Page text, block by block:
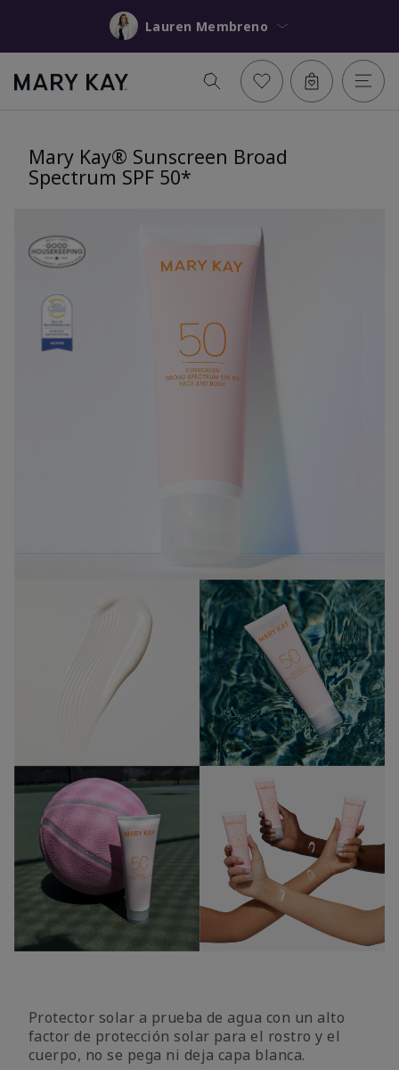
Lauren Membreno
Mary Kay® Sunscreen Broad
Spectrum SPF 50*
Protector solar a prueba de agua con un alto
factor de protección solar para el rostro y el
cuerpo, no se pega ni deja capa blanca.